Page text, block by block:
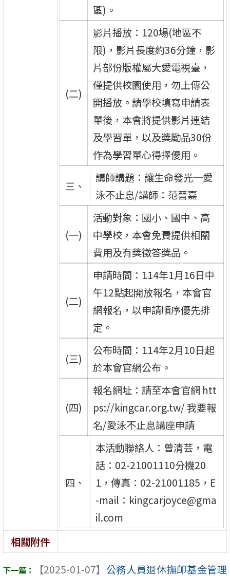
區)。
(二)
影片播放：120場(地區不
限)，影片長度約36分鐘，影
片部份版權屬大愛電視臺，
僅提供校園使用，勿上傳公
開播放。請學校填寫申請表
單後，本會將提供影片連結
及學習單，以及獎勵品30份
作為學習單心得擇優用。
三、
講師講題：讓生命發光─愛
泳不止息/講師：范晉嘉
(一)
活動對象：國小、國中、高
中學校，本會免費提供相關
費用及有獎徵答獎品。
(二)
申請時間：114年1月16日中
午12點起開放報名，本會官
網報名，以申請順序優先排
定。
(三)
公布時間：114年2月10日起
於本會官網公布。
(四)
報名網址：請至本會官網 htt
ps://kingcar.org.tw/ 我要報
名/愛泳不止息講座申請
四、
本活動聯絡人：曾清芸，電
話：02-21001110分機20
1，傳真：02-21001185，E
-mail：kingcarjoyce@gma
il.com
相關附件
【2025-01-07】 公務人員退休撫卹基金管理